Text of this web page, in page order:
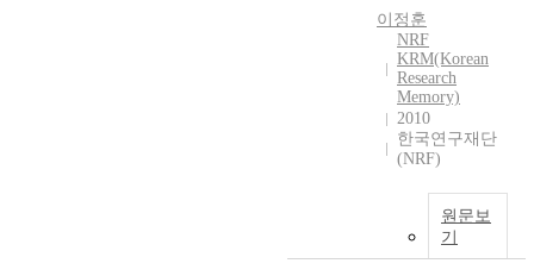
이정훈
NRF
KRM(Korean
Research
Memory)
2010
한국연구재단
(NRF)
원문보
기